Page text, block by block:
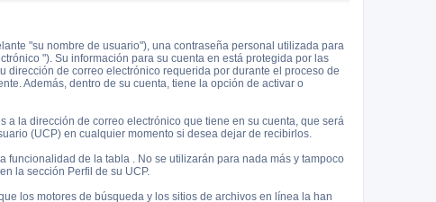
"su nombre de usuario"), una contraseña personal utilizada para
"). Su información para su cuenta en está protegida por las
dirección de correo electrónico requerida por durante el proceso de
Además, dentro de su cuenta, tiene la opción de activar o
la dirección de correo electrónico que tiene en su cuenta, que será
(UCP) en cualquier momento si desea dejar de recibirlos.
de la tabla . No se utilizarán para nada más y tampoco
la sección Perfil de su UCP.
los motores de búsqueda y los sitios de archivos en línea la han